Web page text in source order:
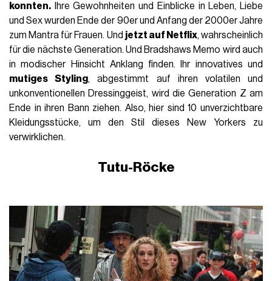
konnten. Ihre Gewohnheiten und Einblicke in Leben, Liebe
und Sex wurden Ende der 90er und Anfang der 2000er Jahre
zum Mantra für Frauen. Und jetzt auf Netflix, wahrscheinlich
für die nächste Generation. Und Bradshaws Memo wird auch
in modischer Hinsicht Anklang finden. Ihr innovatives und
mutiges Styling, abgestimmt auf ihren volatilen und
unkonventionellen Dressinggeist, wird die Generation Z am
Ende in ihren Bann ziehen. Also, hier sind 10 unverzichtbare
Kleidungsstücke, um den Stil dieses New Yorkers zu
verwirklichen.
Tutu-Röcke